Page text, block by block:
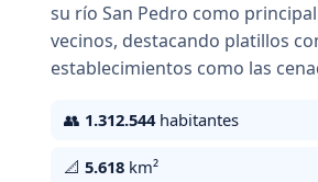
su río San Pedro como
vecinos, destacando platillos
establecimientos como las
👥 1.312.544habitantes
📐 5.618 km²